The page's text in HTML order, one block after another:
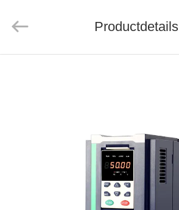
ONGEVEER
FABRIEKSREIS
Ltd..
Productdetails